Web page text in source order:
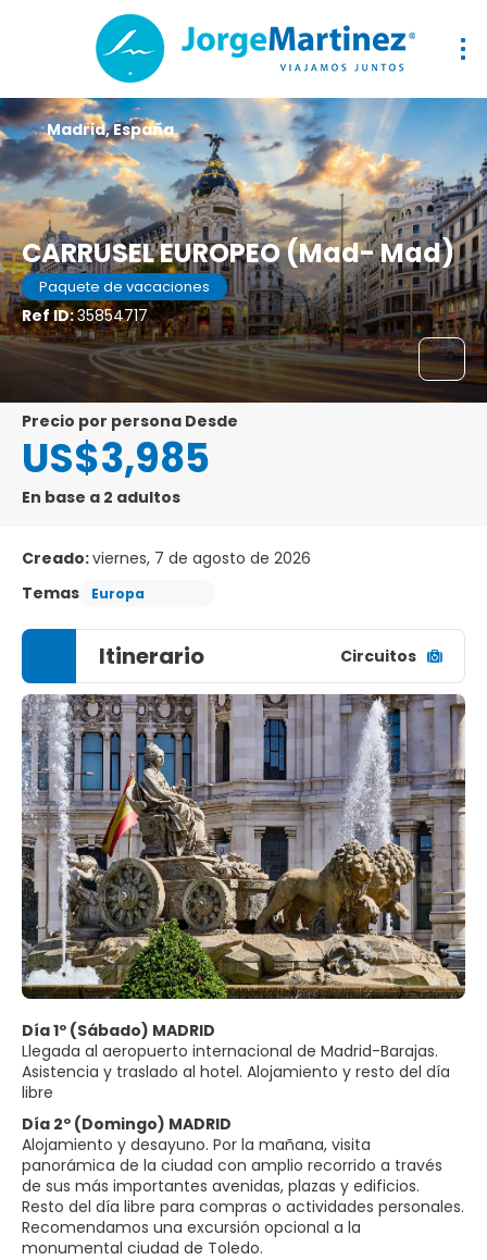
CARRUSEL EUROPEO (Mad- Mad)
Paquete de vacaciones
Ref ID:35854717
Madrid, España
precio por persona Desde
US$3,985
En base a 2 adultos
Creado:viernes, 7 de agosto de 2026
Temas
Europa
Itinerario Circuitos
Día 1º (Sábado) MADRID
Llegada al aeropuerto internacional de Madrid-Barajas.
Asistencia y traslado al hotel. Alojamiento y resto del día
libre
Día 2º (Domingo) MADRID
Alojamiento y desayuno. Por la mañana, visita
panorámica de la ciudad con amplio recorrido a través
de sus más importantes avenidas, plazas y edificios.
Resto del día libre para compras o actividades personales.
Recomendamos una excursión opcional a la
monumental ciudad de Toledo.